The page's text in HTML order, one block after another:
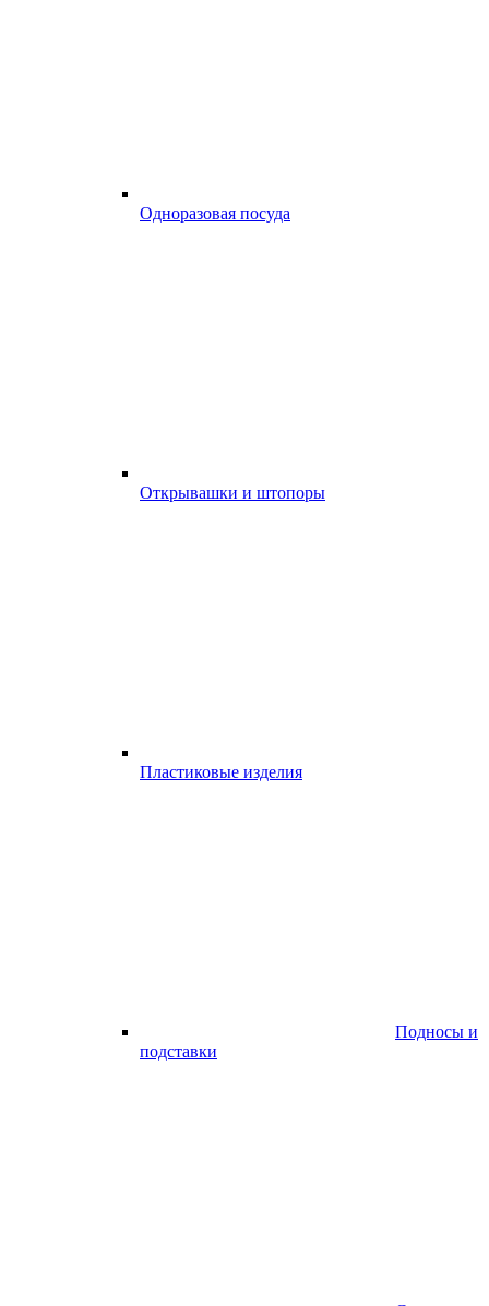
Одноразовая посуда
Открывашки и штопоры
Пластиковые изделия
Подносы и
подставки